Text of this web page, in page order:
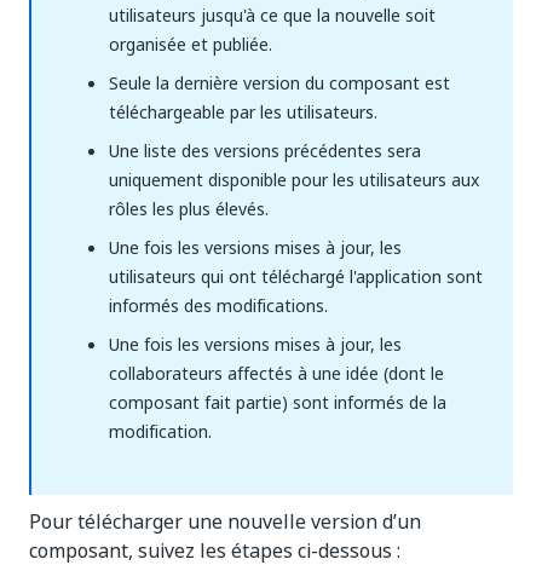
utilisateurs jusqu'à ce que la nouvelle soit
organisée et publiée.
Seule la dernière version du composant est
téléchargeable par les utilisateurs.
Une liste des versions précédentes sera
uniquement disponible pour les utilisateurs aux
rôles les plus élevés.
Une fois les versions mises à jour, les
utilisateurs qui ont téléchargé l'application sont
informés des modifications.
Une fois les versions mises à jour, les
collaborateurs affectés à une idée (dont le
composant fait partie) sont informés de la
modification.
Pour télécharger une nouvelle version d’un
composant, suivez les étapes ci-dessous :